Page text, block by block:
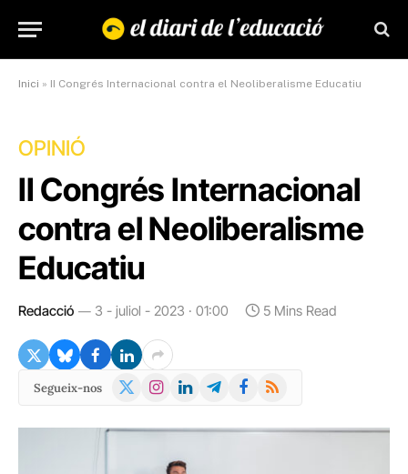
Inici » II Congrés Internacional contra el Neoliberalisme Educatiu
OPINIÓ
II Congrés Internacional
contra el Neoliberalisme
Educatiu
Redacció 3 - juliol - 2023 · 01:00 5 Mins Read
Segueix-nos
X
Instagram
LinkedInTelegramFacebook
RSS